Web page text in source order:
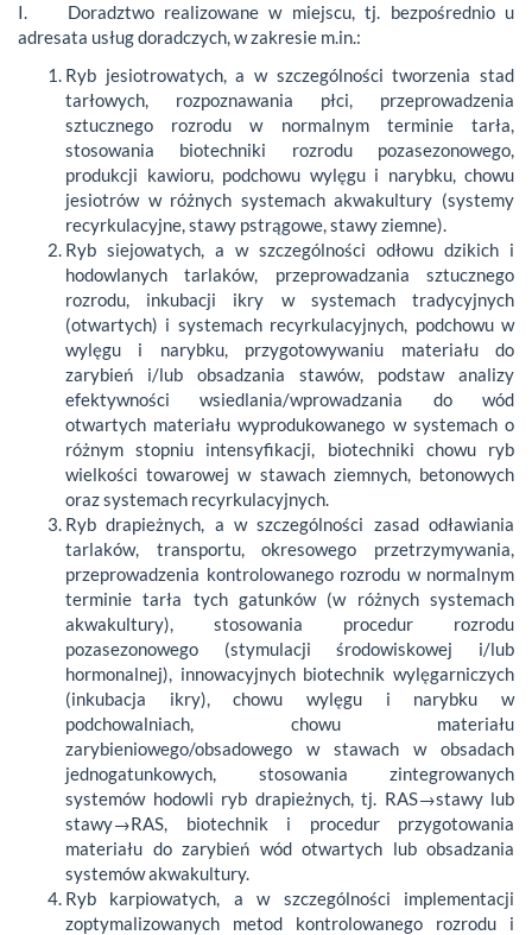
I. Doradztwo realizowane w miejscu, tj. bezpośrednio u
adresata usług doradczych, w zakresie m.in.:
Ryb jesiotrowatych, a w szczególności tworzenia stad
tarłowych, rozpoznawania płci, przeprowadzenia
sztucznego rozrodu w normalnym terminie tarła,
stosowania biotechniki rozrodu pozasezonowego,
produkcji kawioru, podchowu wylęgu i narybku, chowu
jesiotrów w różnych systemach akwakultury (systemy
recyrkulacyjne, stawy pstrągowe, stawy ziemne).
Ryb siejowatych, a w szczególności odłowu dzikich i
hodowlanych tarlaków, przeprowadzania sztucznego
rozrodu, inkubacji ikry w systemach tradycyjnych
(otwartych) i systemach recyrkulacyjnych, podchowu w
wylęgu i narybku, przygotowywaniu materiału do
zarybień i/lub obsadzania stawów, podstaw analizy
efektywności wsiedlania/wprowadzania do wód
otwartych materiału wyprodukowanego w systemach o
różnym stopniu intensyfikacji, biotechniki chowu ryb
wielkości towarowej w stawach ziemnych, betonowych
oraz systemach recyrkulacyjnych.
Ryb drapieżnych, a w szczególności zasad odławiania
tarlaków, transportu, okresowego przetrzymywania,
przeprowadzenia kontrolowanego rozrodu w normalnym
terminie tarła tych gatunków (w różnych systemach
akwakultury), stosowania procedur rozrodu
pozasezonowego (stymulacji środowiskowej i/lub
hormonalnej), innowacyjnych biotechnik wylęgarniczych
(inkubacja ikry), chowu wylęgu i narybku w
podchowalniach, chowu materiału
zarybieniowego/obsadowego w stawach w obsadach
jednogatunkowych, stosowania zintegrowanych
systemów hodowli ryb drapieżnych, tj. RAS→stawy lub
stawy→RAS, biotechnik i procedur przygotowania
materiału do zarybień wód otwartych lub obsadzania
systemów akwakultury.
Ryb karpiowatych, a w szczególności implementacji
zoptymalizowanych metod kontrolowanego rozrodu i